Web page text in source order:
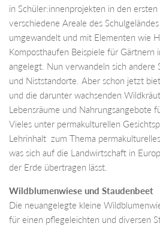
in Schüler:innenprojekten in den
verschiedene Areale des
umgewandelt und mit Elementen wie
Komposthaufen Beispiele für Gärtnern
angelegt. Nun verwandeln sich andere
und Niststandorte. Aber schon jetzt
und die darunter wachsenden
Lebensräume und Nahrungsangebote
Vieles unter permakulturellen
Lehrinhalt zum Thema
was sich auf die Landwirtschaft in
der Erde übertragen lässt.
Wildblumenwiese und Staudenbeet
Die neuangelegte kleine
für einen pflegeleichten und diversen